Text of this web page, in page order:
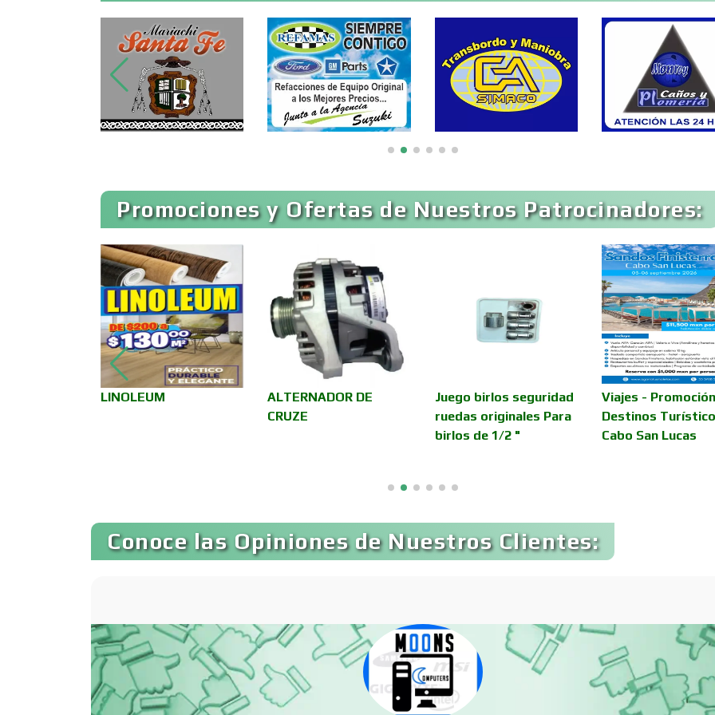
Artes Gráficas Artesanías Artículos de Oficina
Artículos de Piel Artículos Deportivos Artículos
Artículos Publicitarios Aseguradoras Asesores
Asesoría Fiscal Asilos Asociaciones
Asociaciones
Empresariales
Audio, Sonido e
Iluminación
Audios para
Autobuses Automatización
Automóviles
Usados
Bancos Banquetes Bares y Cantinas
Bordados y
Estampados
Boutiques Buceo
Cafeterías Cajas de Ahorro Cámaras de
Promociones y Ofertas de Nuestros Patrocinadores:
LINOLEUM
ALTERNADOR DE
CRUZE
Juego birlos seguridad
ruedas originales Para
birlos de 1/2 "
Viajes -
Destinos
Cabo San Lucas
Conoce las Opiniones de Nuestros Clientes: